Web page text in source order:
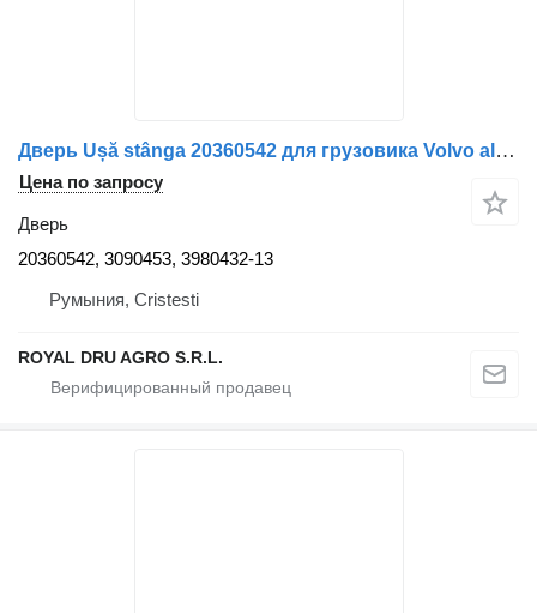
Дверь Ușă stânga 20360542 для грузовика Volvo albastră cu geam
Цена по запросу
Дверь
20360542, 3090453, 3980432-13
Румыния, Cristesti
ROYAL DRU AGRO S.R.L.